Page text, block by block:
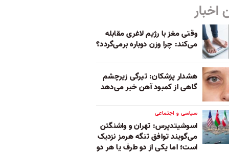
اخبار
وقتی مغز با رژیم لاغری مقابله
می‌کند: چرا وزن دوباره برمی‌گردد؟
هشدار پزشکان: تیرگی زیرچشم
گاهی از کمبود آهن خبر می‌دهد
سیاسی و اجتماعی
اسوشیتدپرس: تهران و واشنگتن
می‌گویند توافق تنگه هرمز نزدیک
است؛ اما یکی از دو طرف یا هر دو